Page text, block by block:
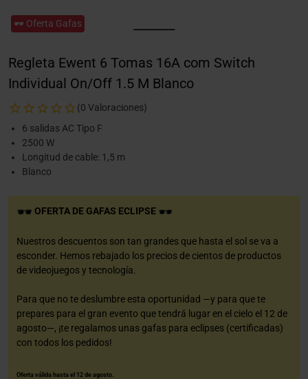
🕶️ Oferta Gafas
Regleta Ewent 6 Tomas 16A com Switch
Individual On/Off 1.5 M Blanco
(0 Valoraciones)
6 salidas AC Tipo F
2500 W
Longitud de cable: 1,5 m
Blanco
OFERTA DE GAFAS ECLIPSE
Nuestros descuentos son tan grandes que hasta el sol se va a
esconder. Hemos rebajado los precios de cientos de productos
de videojuegos y tecnología.
Para que no te deslumbre esta oportunidad —y para que te
prepares para el gran evento que tendrá lugar en el cielo el 12 de
agosto—, ¡te regalamos unas gafas para eclipses (certificadas)
con todos los pedidos!
Oferta válida hasta el 12 de agosto.